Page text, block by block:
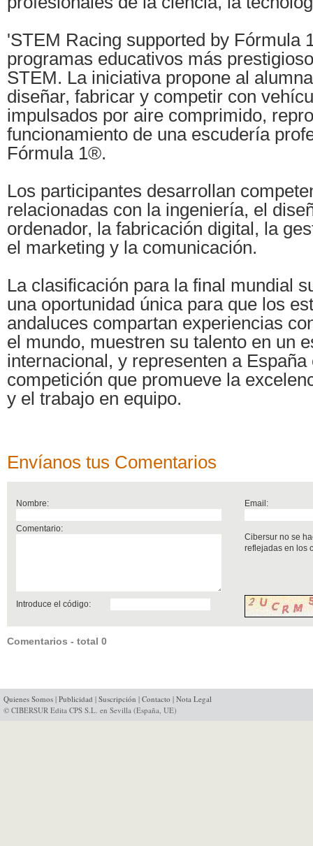
'STEM Racing supported by Fórmula
programas educativos más
STEM. La iniciativa propone al
diseñar, fabricar y competir con
impulsados por aire comprimido,
funcionamiento de una escudería
Fórmula 1®.
Los participantes desarrollan
relacionadas con la ingeniería, el
ordenador, la fabricación digital, la
el marketing y la comunicación.
La clasificación para la final mundial
una oportunidad única para que los
andaluces compartan experiencias
el mundo, muestren su talento en un
internacional, y representen a España
competición que promueve la
y el trabajo en equipo.
Envíanos tus Comentarios
Nombre: Email:
Comentario:
Cibersur no se
reflejadas en los
Introduce el código:
Comentarios - total 0
Quienes Somos | Publicidad | Suscripción | Contacto | Nota Legal
© CIBERSUR Edita CPS S.L. en Sevilla (España, UE)